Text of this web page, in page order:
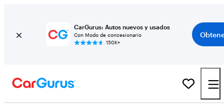
CarGurus: Autos nuevos y usados
Con Modo de concesionario
150K+